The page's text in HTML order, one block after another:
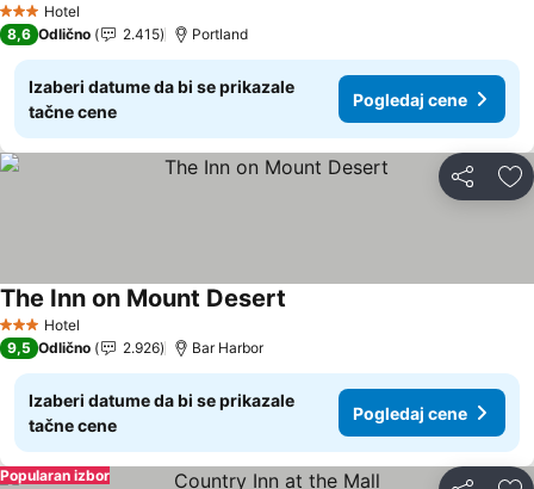
3 Zvezdice
Hotel
8,6 Odlično 2.415 Portland
Izaberi datume da bi se prikazale
tačne cene
Pogledaj cene
Deli
3 Zvezdice
Hotel
The Inn on Mount Desert
9,5 Odlično 2.926 Bar Harbor
Izaberi datume da bi se prikazale
tačne cene
Pogledaj cene
Popularan izbor